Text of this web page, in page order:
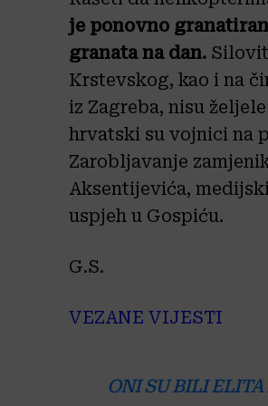
je ponovno
granata na dan.
Krstevskog, kao i na
iz Zagreba, nisu
hrvatski su vojnici na
Zarobljavanje
Aksentijevića,
uspjeh u Gospiću.
G.S.
VEZANE VIJESTI
ONI SU BILI